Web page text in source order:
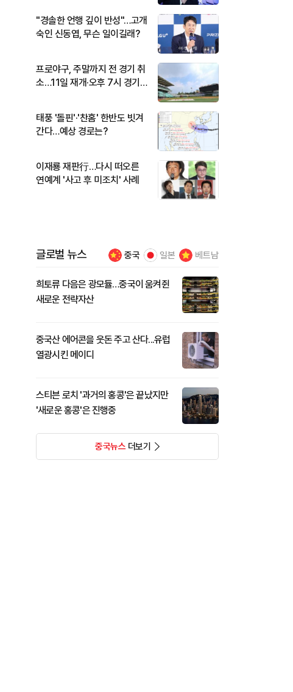
"경솔한 언행 깊이 반성"…고개
숙인 신동엽, 무슨 일이길래?
프로야구, 주말까지 전 경기 취
소…11일 재개·오후 7시 경기
태풍 '돌핀'·'찬홈' 한반도 빗겨
간다…예상 경로는?
이재룡 재판行…다시 떠오른
연예계 '사고 후 미조치' 사례
글로벌 뉴스 중국 일본 베트남
희토류 다음은 광모듈…중국이 움켜쥔
새로운 전략자산
중국산 에어콘을 웃돈 주고 산다...유럽
열광시킨 메이디
스티븐 로치 '과거의 홍콩'은 끝났지만
'새로운 홍콩'은 진행중
중국뉴스더보기